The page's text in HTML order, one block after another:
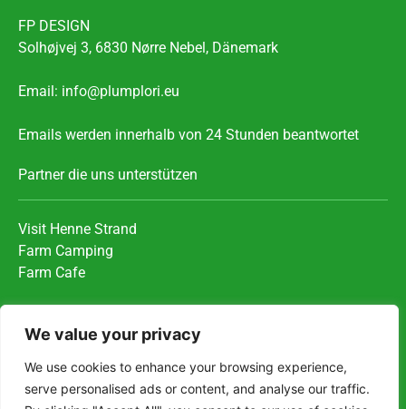
We value your privacy
We use cookies to enhance your browsing experience,
serve personalised ads or content, and analyse our traffic.
FP DESIGN
Solhøjvej 3, 6830 Nørre Nebel, Dänemark
Email: info@plumplori.eu
Emails werden innerhalb von 24 Stunden beantwortet
Partner die uns unterstützen
Visit Henne Strand
Farm Camping
Farm Cafe
Datenschutzerklärung
Impressum